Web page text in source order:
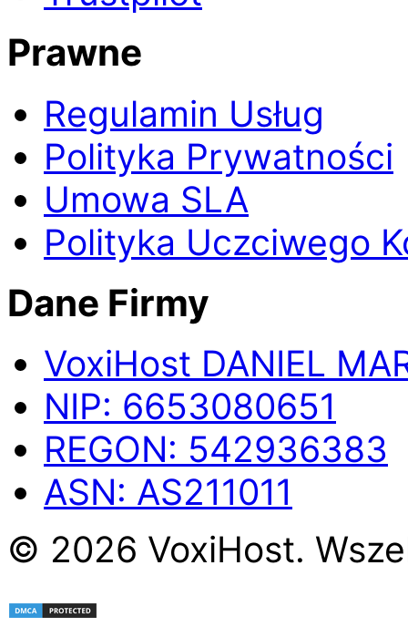
Prawne
Regulamin Usług
Polityka Prywatności
Umowa SLA
Polityka Uczciwego
Dane Firmy
VoxiHost DANIEL
NIP: 6653080651
REGON: 542936383
ASN: AS211011
© 2026 VoxiHost.